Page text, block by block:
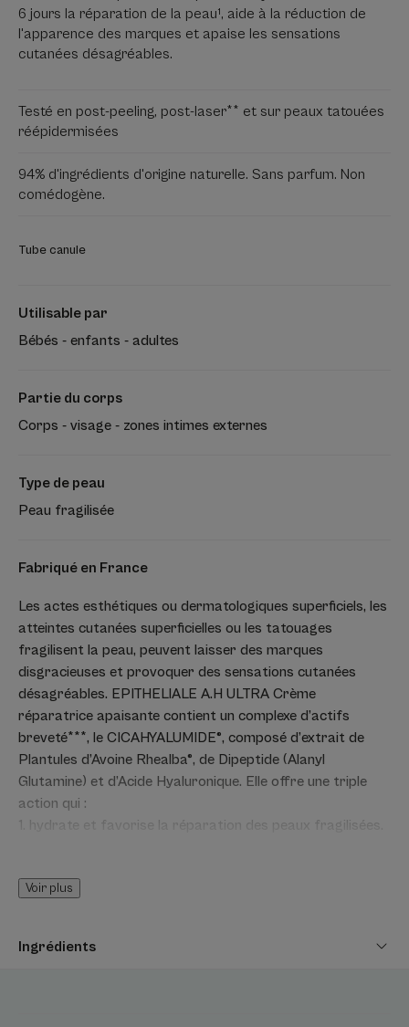
6 jours la réparation de la peau¹, aide à la réduction de
l'apparence des marques et apaise les sensations
cutanées désagréables.
Testé en post-peeling, post-laser** et sur peaux tatouées
réépidermisées
94% d'ingrédients d'origine naturelle. Sans parfum. Non
comédogène.
Tube canule
Utilisable par
Bébés - enfants - adultes
Partie du corps
Corps - visage - zones intimes externes
Type de peau
Peau fragilisée
Fabriqué en France
Les actes esthétiques ou dermatologiques superficiels, les
atteintes cutanées superficielles ou les tatouages
fragilisent la peau, peuvent laisser des marques
disgracieuses et provoquer des sensations cutanées
désagréables. EPITHELIALE A.H ULTRA Crème
réparatrice apaisante contient un complexe d’actifs
breveté***, le CICAHYALUMIDE®, composé d’extrait de
Plantules d’Avoine Rhealba®, de Dipeptide (Alanyl
Glutamine) et d’Acide Hyaluronique. Elle offre une triple
action qui :
1. hydrate et favorise la réparation des peaux fragilisées.
3. Apaise immédiatement et durablement les sensations
les zones intimes externes des adultes, des enfants et
Voir plus
Ingrédients